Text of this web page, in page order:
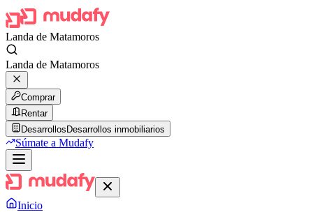
Landa de Matamoros
Landa de Matamoros
Comprar
Rentar
Desarrollos Desarrollos inmobiliarios
Súmate a Mudafy
Inicio